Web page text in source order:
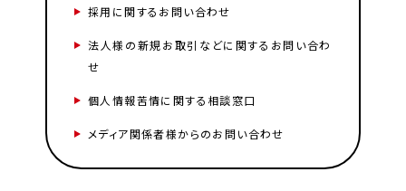
採用に関するお問い合わせ
法人様の新規お取引などに関するお問い合わ
せ
個人情報苦情に関する相談窓口
メディア関係者様からのお問い合わせ